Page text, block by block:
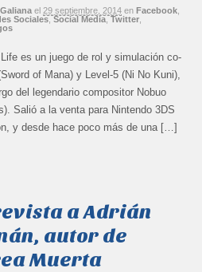
el 29 septiembre, 2014 en Facebook
Sociales,Social Media,Twitter
es un juego de rol y simulación co-
of Mana) y Level-5 (Ni No Kuni),
del legendario compositor Nobuo
Salió a la venta para Nintendo 3DS
y desde hace poco más de una […]
a Adrián
autor de
Muerta